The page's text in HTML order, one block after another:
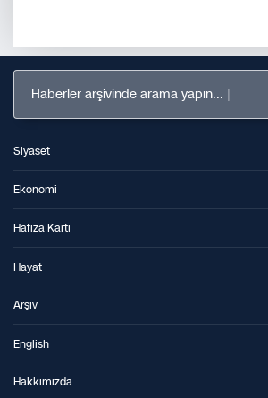
Haberler arşivinde arama yapın...
Siyaset
Ekonomi
Hafıza Kartı
Hayat
Arşiv
English
Hakkımızda